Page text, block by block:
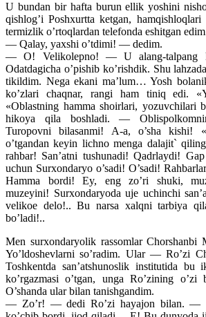
U bundan bir hafta burun ellik yoshini
qishlog’i Poshxurtta ketgan,
termizlik o’rtoqlardan telefonda eshitgan
— Qalay, yaxshi o’tdimi! — dedim.
— O! Velikolepno! — U alang-talpang
Odatdagicha o’pishib ko’rishdik. Shu
tikildim. Nega ekani ma’lum… Yosh
ko’zlari chaqnar, rangi ham tiniq edi.
«Oblastning hamma shoirlari,
hikoya qila boshladi. —
Turopovni bilasanmi! A-a, o’sha kishi!
o’tgandan keyin lichno menga dalajit`
rahbar! San’atni tushunadi! Qadrlaydi!
uchun Surxondaryo o’sadi! O’sadi!
Hamma bordi! Ey, eng zo’ri shuki,
muzeyini! Surxondaryoda uje uchinchi
velikoe delo!.. Bu narsa xalqni tarbiya
bo’ladi!..
Men surxondaryolik rassomlar Chorshanbi
Yo’ldoshevlarni so’radim. Ular — Ro’zi
Toshkentda san’atshunoslik institutida bu
ko’rgazmasi o’tgan, unga Ro’zining
O’shanda ular bilan tanishgandim.
— Zo’r! — dedi Ro’zi hayajon bilan. —